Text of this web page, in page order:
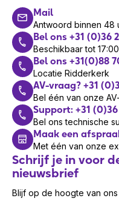
Mail
Antwoord binnen 48
Bel ons +31 (0)36
Beschikbaar tot 17:00
Bel ons +31(0)88
Locatie Ridderkerk
AV-vraag? +31
Bel één van onze
Support: +31 (0)36
Bel ons technische
Maak een
Met één van onze
Schrijf je in voor
nieuwsbrief
Blijf op de hoogte van ons